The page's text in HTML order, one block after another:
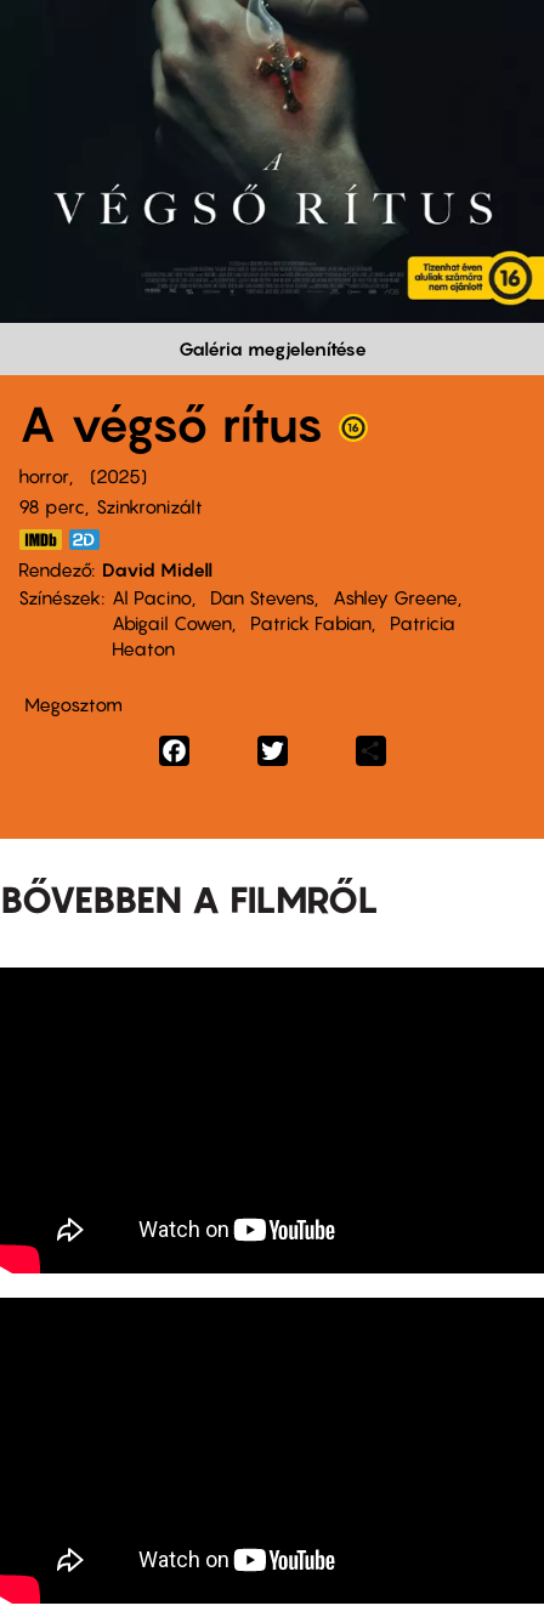
Galéria megjelenítése
A végső rítus
horror
2025
98 perc,
Szinkronizált
Rendező David Midell
Színészek
Al Pacino Dan Stevens
Ashley Greene
Abigail Cowen
Patrick Fabian
Patricia
Heaton
Megosztom
Facebook
BŐVEBBEN A FILMRŐL